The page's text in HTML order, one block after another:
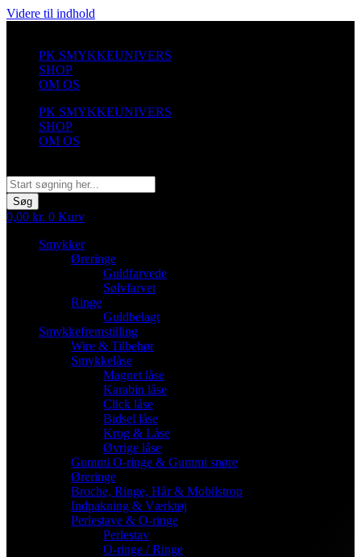
Videre til indhold
PK SMYKKEUNIVERS
SHOP
OM OS
PK SMYKKEUNIVERS
SHOP
OM OS
Søg
0,00 kr. 0 Kurv
Smykker
Øreringe
Guldfarvede
Sølvfarvet
Ringe
Guldbelagt
Smykkefremstilling
Wire & Tilbehør
Smykkelåse
Magnet låse
Karabin låse
Click låse
Bidsel låse
Krog & Låse
Øvrige låse
Gummi O-ringe & Gummi snøre
Øreringe
Broche, Ringe, Hår & Mobilstrop
Indpakning & Værktøj
Perlestave & O-ringe
Perlestav
O-ringe / Ringe